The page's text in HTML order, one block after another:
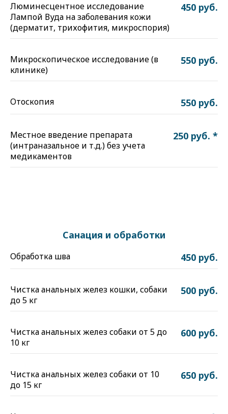
Люминесцентное исследование
Лампой Вуда на заболевания кожи
(дерматит, трихофития, микроспория)
450 руб.
Микроскопическое исследование (в
клинике)
550 руб.
Отоскопия 550 руб.
Местное введение препарата
(интраназальное и т.д.) без учета
медикаментов
250 руб. *
Санация и обработки
Обработка шва 450 руб.
Чистка анальных желез кошки, собаки
до 5 кг
500 руб.
Чистка анальных желез собаки от 5 до
10 кг
600 руб.
Чистка анальных желез собаки от 10
до 15 кг
650 руб.